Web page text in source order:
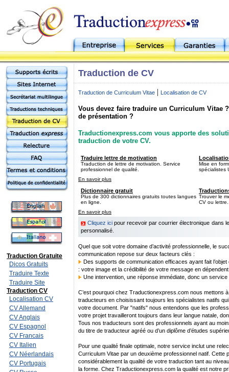
Traduction Gratuite
Dicos Gratuits
Traduire Texte
Traduire Site
Traduction CV
Localisation CV
CV Allemand
CV Anglais
CV Espagnol
CV Francais
CV Italien
CV Néerlandais
CV Portugais
Traduction de CV
Traduction de Curriculum Vitae | Localisation de CV
Vous devez faire traduire un Curriculum Vitae
de présentation ?
Traductionexpress.com vous apporte des
traduction de votre CV.
Traduire lettre de motivation
Traduction de lettre de motivation. Service
professionnel de qualité.
Mise en
spécialistes
En savoir plus
Dictionnaire gratuit
Plus de 300 dictionnaires gratuits toutes langues
en ligne.
Trouver le
CV ou lettre.
En savoir plus
Cliquez ici pour recevoir par courrier électronique dans
personnalisé.
Quel que soit votre domaine d’activité professionnelle, le
communication repose sur deux facteurs clés :
Des supports de communication efficaces ayant fait
: votre image et la crédibilité de votre message en
Une intervention, une réponse immédiate, donc un
C’est pourquoi chez Traductionexpress.com nous mettons
traducteurs en choisissant toujours les spécialistes natifs
votre document. Par "natifs" nous entendons que les
votre projet travailleront toujours dans leur langue natale,
Tous nos traducteurs sont des professionnels ayant au
du titre de traducteur agréé ou d’un diplôme d’études
Pour une qualité finale optimale, notre service inclut une
Curriculum Vitae par un deuxième professionnel natif. Cette
considérablement la qualité de votre traduction tant au
la forme. Chez Traductionexpress.com la qualité est notre